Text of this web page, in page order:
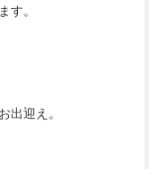
す。
出迎え。